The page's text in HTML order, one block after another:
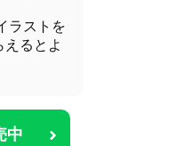
ラストを
えるとよ
中